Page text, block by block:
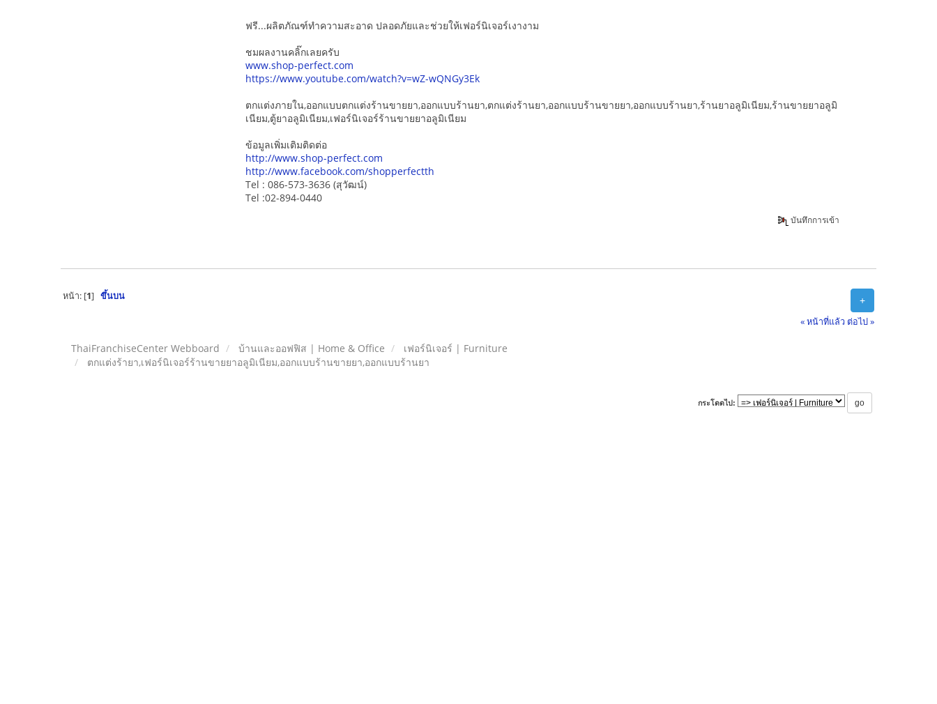
ฟรี...ผลิตภัณฑ์ทำความสะอาด ปลอดภัยและช่วยให้เฟอร์นิเจอร์เงางาม
ชมผลงานคลิ๊กเลยครับ
www.shop-perfect.com
https://www.youtube.com/watch?v=wZ-wQNGy3Ek
ตกแต่งภายใน,ออกแบบตกแต่งร้านขายยา,ออกแบบร้านยา,ตกแต่งร้านยา,ออกแบบร้านขายยา,ออกแบบร้านยา,ร้านยาอลูมิเนียม,ร้านขายยาอลูมิ
เนียม,ตู้ยาอลูมิเนียม,เฟอร์นิเจอร์ร้านขายยาอลูมิเนียม
ข้อมูลเพิ่มเติมติดต่อ
http://www.shop-perfect.com
http://www.facebook.com/shopperfectth
Tel : 086-573-3636 (สุวัฒน์)
Tel :02-894-0440
บันทึกการเข้า
+
หน้า: [1] ขึ้นบน
« หน้าที่แล้ว ต่อไป »
ThaiFranchiseCenter Webboard บ้านและออฟฟิส | Home & Office
เฟอร์นิเจอร์ | Furniture
ตกแต่งร้ายา,เฟอร์นิเจอร์ร้านขายยาอลูมิเนียม,ออกแบบร้านขายยา,ออกแบบร้านยา
กระโดดไป: